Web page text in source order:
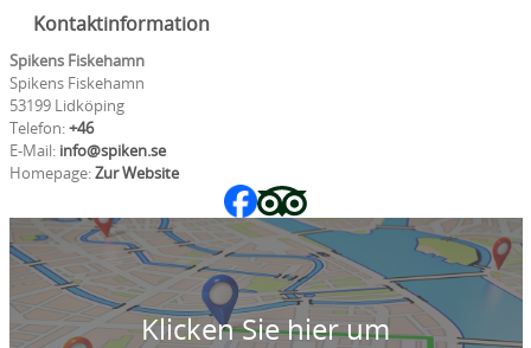
Kontaktinformation
Spikens Fiskehamn
Spikens Fiskehamn
53199 Lidköping
Telefon:+46
E-Mail: info@spiken.se
Homepage:Zur Website
Klicken Sie hier um